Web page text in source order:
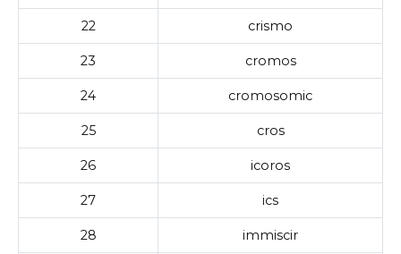
22 crismo
23 cromos
24 cromosomic
25 cros
26 icoros
27 ics
28 immiscir